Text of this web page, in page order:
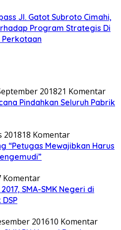
Jl. Gatot Subroto Cimahi,
Program Strategis Di
201821 Komentar
Pindahkan Seluruh Pabrik
201818 Komentar
“Petugas Mewajibkan Harus
Komentar
SMA-SMK Negeri di
201610 Komentar